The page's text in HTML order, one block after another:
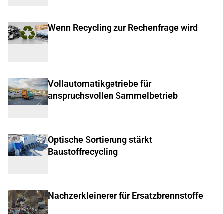
Wenn Recycling zur Rechenfrage wird
Vollautomatikgetriebe für
anspruchsvollen Sammelbetrieb
Optische Sortierung stärkt
Baustoffrecycling
Nachzerkleinerer für Ersatzbrennstoffe